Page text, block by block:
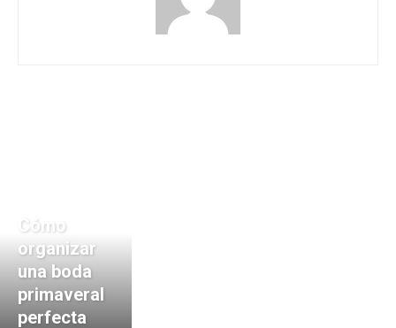
Cómo
organizar
una boda
primaveral
perfecta